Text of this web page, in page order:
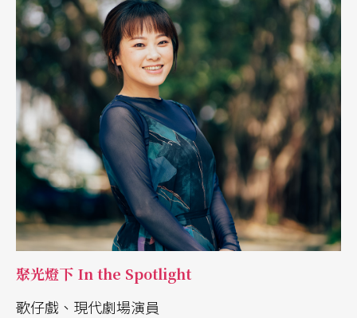
聚光燈下 In the Spotlight
歌仔戲、現代劇場演員